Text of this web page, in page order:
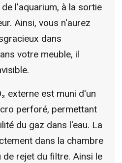
l'aquarium, à la sortie
Ainsi, vous n'aurez
dans
votre meuble, il
externe est muni d'un
perforé, permettant
du gaz dans l'eau. La
dans la chambre
rejet du filtre. Ainsi le